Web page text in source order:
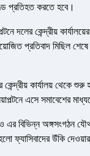
প্রতিহত করতে হবে।
দলের কেন্দ্রীয়
প্রতিবাদ মিছিল শেষে
কেন্দ্রীয় কার্যালয় থেকে শুরু
এসে সমাবেশের
এর বিভিন্ন অঙ্গসংগঠন
ফ্যাসিবাদের উঁকি